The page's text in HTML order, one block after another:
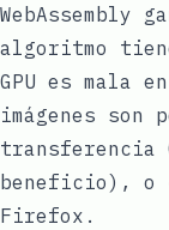
WebAssembly
algoritmo
GPU es mala en
imágenes son
transferencia
beneficio), o
Firefox.